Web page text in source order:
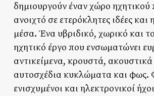
δημιουργούν έναν χώρο ηχητικού
ανοιχτό σε ετερόκλητες ιδέες
μέσα. Ένα υβριδικό, χωρικό και
ηχητικό έργο που ενσωματώνει
αντικείμενα, κρουστά,
αυτοσχέδια κυκλώματα και φως.
ενισχυμένοι και ηλεκτρονικοί ήχοι